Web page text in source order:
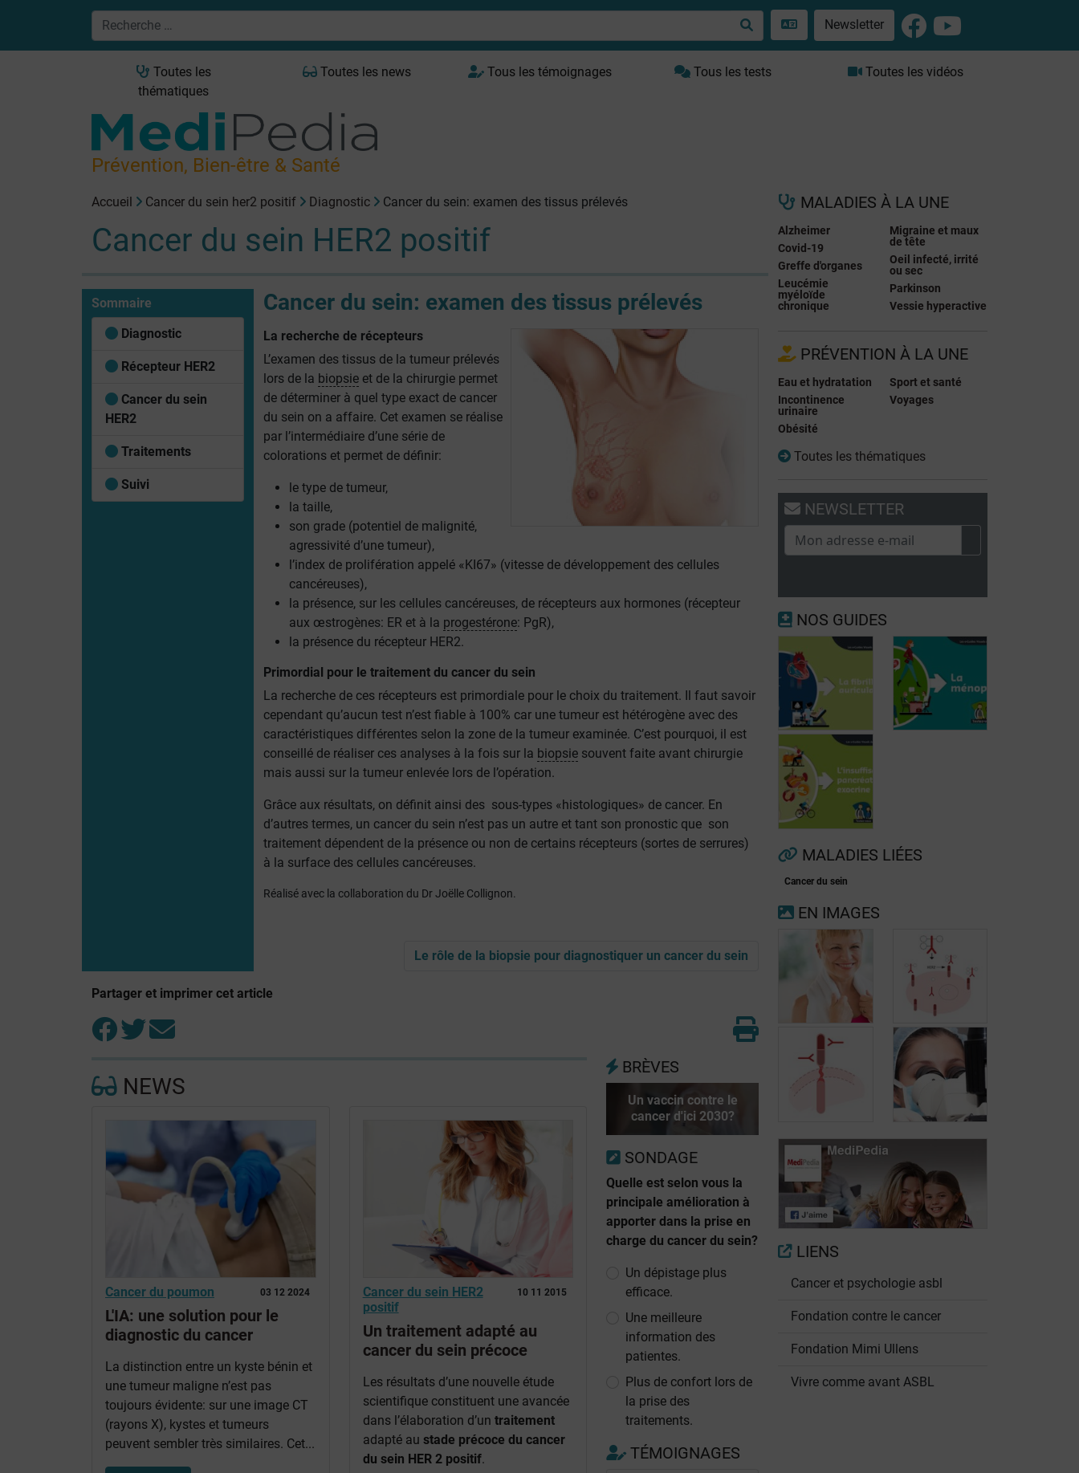
Newsletter
Toutes les
thématiques
Toutes les news Tous les témoignages Tous les tests Toutes les vidéos
Prévention, Bien-être & Santé
Accueil Cancer du sein her2 positif Diagnostic Cancer du sein: examen des tissus prélevés
Cancer du sein HER2 positif
Sommaire
Diagnostic
Récepteur HER2
Cancer du sein
HER2
Traitements
Suivi
Cancer du sein: examen des tissus prélevés
La recherche de récepteurs
L’examen des tissus de la tumeur prélevés
lors de la biopsieet de la chirurgie permet
de déterminer à quel type exact de cancer
du sein on a affaire. Cet examen se réalise
par l’intermédiaire d’une série de
colorations et permet de définir:
le type de tumeur,
la taille,
son grade (potentiel de malignité,
agressivité d’une tumeur),
l’index de prolifération appelé «KI67» (vitesse de développement des cellules
cancéreuses),
la présence, sur les cellules cancéreuses, de récepteurs aux hormones (récepteur
aux œstrogènes: ER et à la progestérone: PgR),
la présence du récepteur HER2.
Primordial pour le traitement du cancer du sein
La recherche de ces récepteurs est primordiale pour le choix du traitement. Il faut savoir
cependant qu’aucun test n’est fiable à 100% car une tumeur est hétérogène avec des
caractéristiques différentes selon la zone de la tumeur examinée. C’est pourquoi, il est
conseillé de réaliser ces analyses à la fois sur la biopsiesouvent faite avant chirurgie
mais aussi sur la tumeur enlevée lors de l’opération.
Grâce aux résultats, on définit ainsi des sous-types «histologiques» de cancer. En
d’autres termes, un cancer du sein n’est pas un autre et tant son pronostic que son
traitement dépendent de la présence ou non de certains récepteurs (sortes de serrures)
à la surface des cellules cancéreuses.
Réalisé avec la collaboration du Dr Joëlle Collignon.
Le rôle de la biopsie pour diagnostiquer un cancer du sein
Partager et imprimer cet article
NEWS
03 12 2024
Cancer du poumon
L'IA: une solution pour le
diagnostic du cancer
La distinction entre un kyste bénin et
une tumeur maligne n’est pas
toujours évidente: sur une image CT
(rayons X), kystes et tumeurs
peuvent sembler très similaires. Cet...
10 11 2015
Cancer du sein HER2
positif
Un traitement adapté au
cancer du sein précoce
Les résultats d’une nouvelle étude
scientifique constituent une avancée
dans l’élaboration d’un traitement
adapté au stade précoce du cancer
du sein HER 2 positif.
BRÈVES
Un vaccin contre le
cancer d'ici 2030?
SONDAGE
Quelle est selon vous la
principale amélioration à
apporter dans la prise en
charge du cancer du sein?
Un dépistage plus
efficace.
Une meilleure
information des
patientes.
Plus de confort lors de
la prise des
traitements.
TÉMOIGNAGES
MALADIES À LA UNE
Alzheimer
Covid-19
Greffe d'organes
Leucémie
myéloïde
chronique
Migraine et maux
de tête
Oeil infecté, irrité
ou sec
Parkinson
Vessie hyperactive
PRÉVENTION À LA UNE
Eau et hydratation
Incontinence
urinaire
Obésité
Sport et santé
Voyages
Toutes les thématiques
NEWSLETTER
NOS GUIDES
Fibrillation
auriculaire
pancréatique
exocrine
MALADIES LIÉES
Cancer du sein
EN IMAGES
Quel suivi après
sein HER2
Le trastuzumab
emtansine:
traitement ciblé
anti-HER2
Le pertuzumab:
nouveau
traitement ciblé
anti-HER2
Zoom sur les
nouveaux
traitements
anti-HER2
LIENS
Cancer et psychologie asbl
Fondation contre le cancer
Fondation Mimi Ullens
Vivre comme avant ASBL